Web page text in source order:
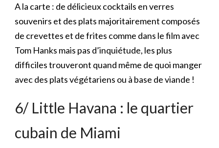
A la carte : de délicieux cocktails en verres
souvenirs et des plats majoritairement composés
de crevettes et de frites comme dans le film avec
Tom Hanks mais pas d’inquiétude, les plus
difficiles trouveront quand même de quoi manger
avec des plats végétariens ou à base de viande !
6/ Little Havana : le quartier
cubain de Miami